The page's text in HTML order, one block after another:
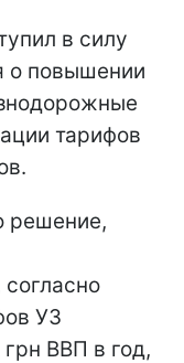
в силу
о повышении
тарифов
решение,
УЗ
ВВП в год,